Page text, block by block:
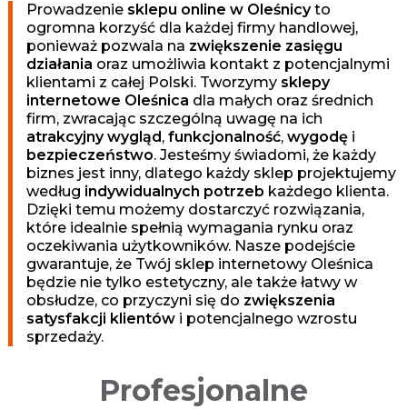
c
j
a
M
a
r
k
e
t
i
n
g
o
w
a
o
Prowadzenie sklepu online w Oleśnicyto
ogromna korzyść dla każdej firmy handlowej,
ponieważ pozwala na zwiększenie zasięgu
działania oraz umożliwia kontakt z potencjalnymi
klientami z całej Polski. Tworzymy sklepy
internetowe Oleśnica dla małych oraz średnich
firm, zwracając szczególną uwagę na ich
atrakcyjny wygląd, funkcjonalność, wygodęi
bezpieczeństwo. Jesteśmy świadomi, że każdy
biznes jest inny, dlatego każdy sklep projektujemy
według indywidualnych potrzeb każdego klienta.
Dzięki temu możemy dostarczyć rozwiązania,
które idealnie spełnią wymagania rynku oraz
oczekiwania użytkowników. Nasze podejście
gwarantuje, że Twój sklep internetowy Oleśnica
będzie nie tylko estetyczny, ale także łatwy w
obsłudze, co przyczyni się do zwiększenia
satysfakcji klientówi potencjalnego wzrostu
sprzedaży.
Profesjonalne